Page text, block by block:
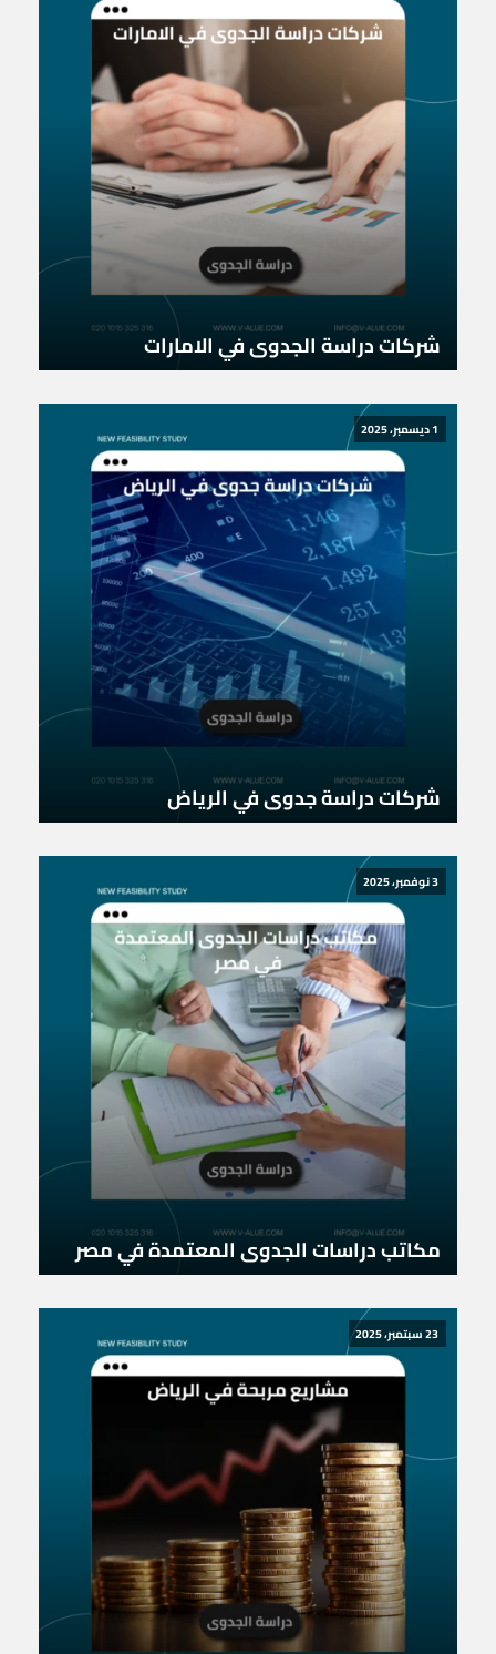
شركات دراسة الجدوى في الامارات
1 ديسمبر، 2025
شركات دراسة جدوى في الرياض
3 نوفمبر، 2025
مكاتب دراسات الجدوى المعتمدة في مصر
23 سبتمبر، 2025